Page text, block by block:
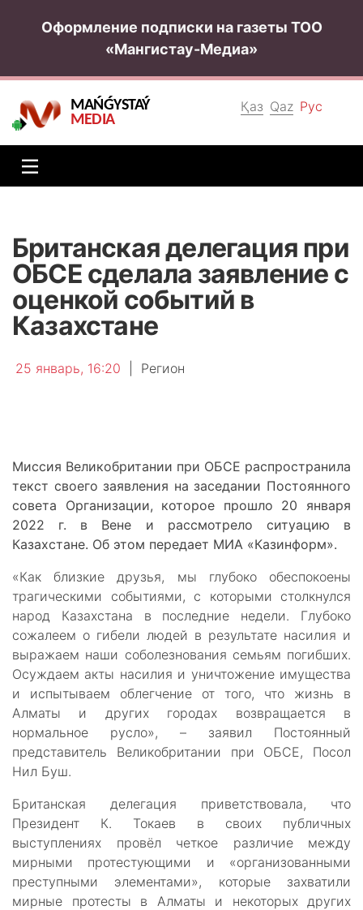
Оформление подписки на газеты ТОО
«Мангистау-Медиа»
Қаз Qaz Рус
MAŃǴYSTAÝ
MEDIA
Британская делегация при
ОБСЕ сделала заявление с
оценкой событий в
Казахстане
25 январь, 16:20 Регион
Миссия Великобритании при ОБСЕ распространила
текст своего заявления на заседании Постоянного
совета Организации, которое прошло 20 января
2022 г. в Вене и рассмотрело ситуацию в
Казахстане. Об этом передает МИА «Казинформ».
«Как близкие друзья, мы глубоко обеспокоены
трагическими событиями, с которыми столкнулся
народ Казахстана в последние недели. Глубоко
сожалеем о гибели людей в результате насилия и
выражаем наши соболезнования семьям погибших.
Осуждаем акты насилия и уничтожение имущества
и испытываем облегчение от того, что жизнь в
Алматы и других городах возвращается в
нормальное русло», – заявил Постоянный
представитель Великобритании при ОБСЕ, Посол
Нил Буш.
Британская делегация приветствовала, что
Президент К. Токаев в своих публичных
выступлениях провёл четкое различие между
мирными протестующими и «организованными
преступными элементами», которые захватили
мирные протесты в Алматы и некоторых других